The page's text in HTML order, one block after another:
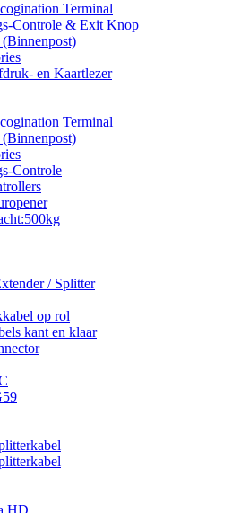
Terminal
Controle & Exit Knop
en Kaartlezer
Terminal
Controle
/ Splitter
op rol
kant en klaar
HD